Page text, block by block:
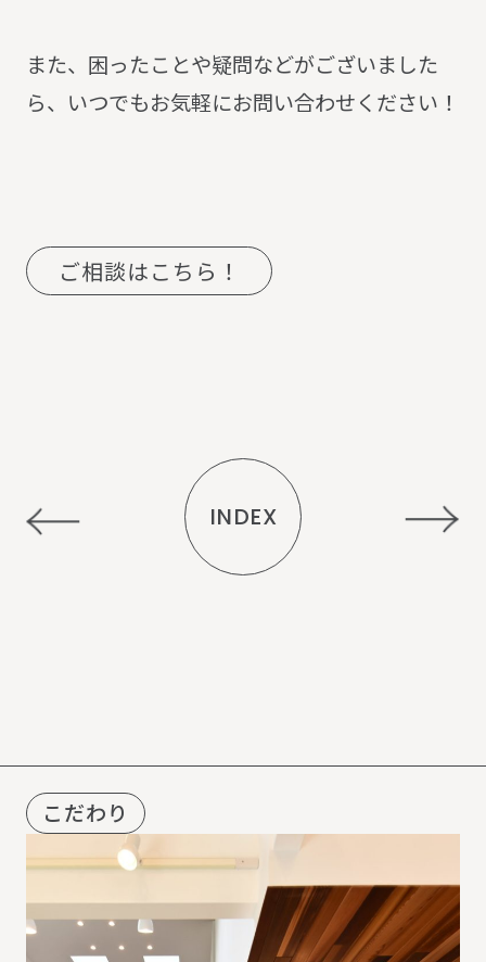
また、困ったことや疑問などがございました
ら、いつでもお気軽にお問い合わせください！
ご相談はこちら！
INDEX
こだわり